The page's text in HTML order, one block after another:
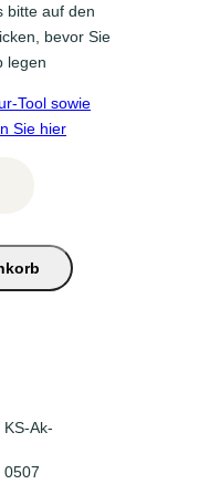
bitte auf den
bevor Sie
legen
Tool sowie
Sie hier
KS-Ak-
0507